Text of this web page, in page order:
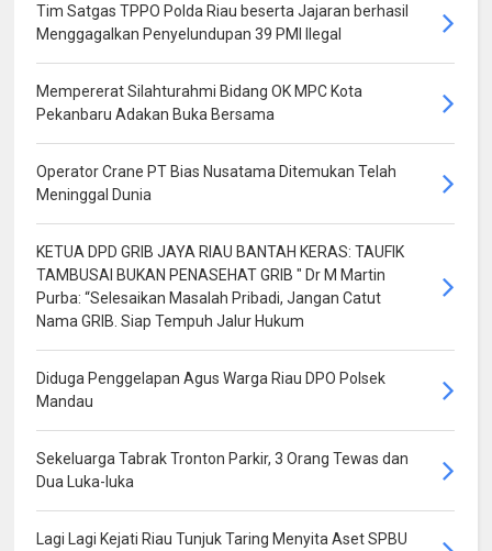
Tim Satgas TPPO Polda Riau beserta Jajaran berhasil
Menggagalkan Penyelundupan 39 PMI Ilegal
Mempererat Silahturahmi Bidang OK MPC Kota
Pekanbaru Adakan Buka Bersama
Operator Crane PT Bias Nusatama Ditemukan Telah
Meninggal Dunia
KETUA DPD GRIB JAYA RIAU BANTAH KERAS: TAUFIK
TAMBUSAI BUKAN PENASEHAT GRIB " Dr M Martin
Purba: “Selesaikan Masalah Pribadi, Jangan Catut
Nama GRIB. Siap Tempuh Jalur Hukum
Diduga Penggelapan Agus Warga Riau DPO Polsek
Mandau
Sekeluarga Tabrak Tronton Parkir, 3 Orang Tewas dan
Dua Luka-luka
Lagi Lagi Kejati Riau Tunjuk Taring Menyita Aset SPBU